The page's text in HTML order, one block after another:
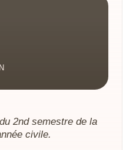
2nd semestre de la
civile.